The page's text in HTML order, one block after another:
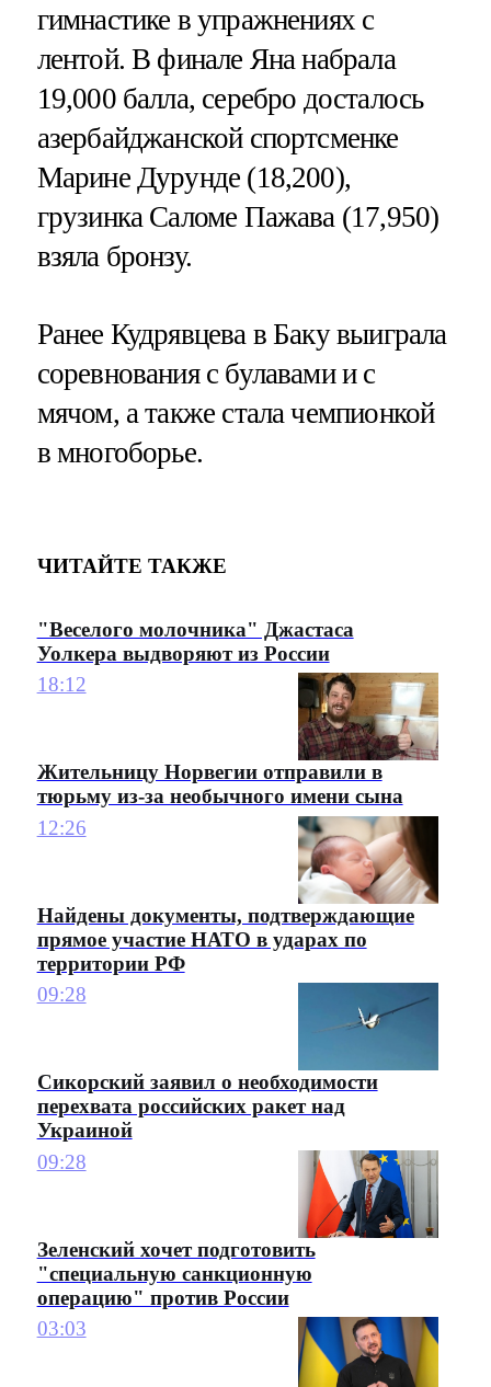
гимнастике в упражнениях с
лентой. В финале Яна набрала
19,000 балла, серебро досталось
азербайджанской спортсменке
Марине Дурунде (18,200),
грузинка Саломе Пажава (17,950)
взяла бронзу.
Ранее Кудрявцева в Баку выиграла
соревнования с булавами и с
мячом, а также стала чемпионкой
в многоборье.
ЧИТАЙТЕ ТАКЖЕ
"Веселого молочника" Джастаса
Уолкера выдворяют из России
18:12
Жительницу Норвегии отправили в
тюрьму из-за необычного имени сына
12:26
Найдены документы, подтверждающие
прямое участие НАТО в ударах по
территории РФ
09:28
Сикорский заявил о необходимости
перехвата российских ракет над
Украиной
09:28
Зеленский хочет подготовить
"специальную санкционную
операцию" против России
03:03